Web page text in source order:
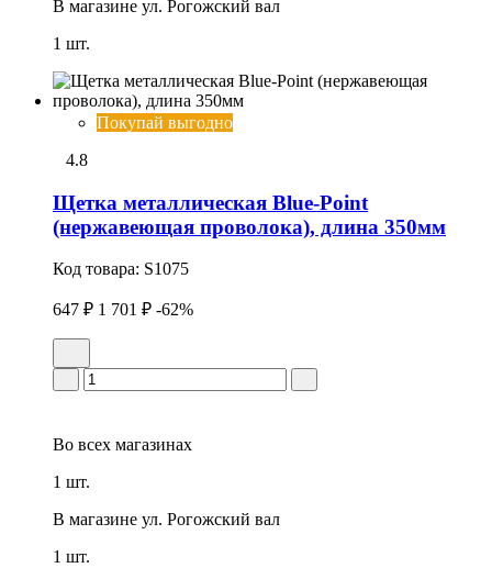
В магазине ул. Рогожский вал
1 шт.
Покупай выгодно
4.8
Щетка металлическая Blue-Point
(нержавеющая проволока), длина 350мм
Код товара: S1075
647 ₽ 1 701 ₽ -62%
Во всех магазинах
1 шт.
В магазине ул. Рогожский вал
1 шт.